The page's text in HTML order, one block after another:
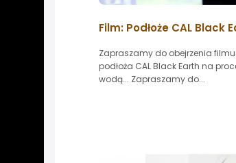
Film: Podłoże CAL Black
Zapraszamy do obejrzenia
podłoża CAL Black Earth na
wodą... Zapraszamy do...